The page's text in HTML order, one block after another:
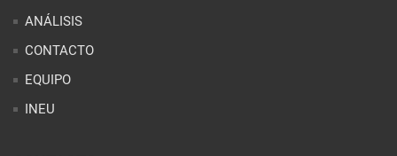
ANÁLISIS
CONTACTO
EQUIPO
INEU